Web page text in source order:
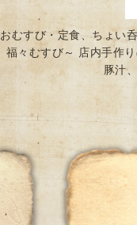
おむすび・定食、ちょい
福々むすび～ 店内手作
豚汁